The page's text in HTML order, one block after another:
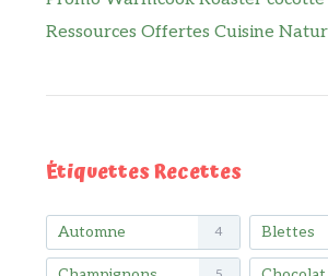
Ressources Offertes Cuisine
Étiquettes Recettes
Automne 4 Blettes